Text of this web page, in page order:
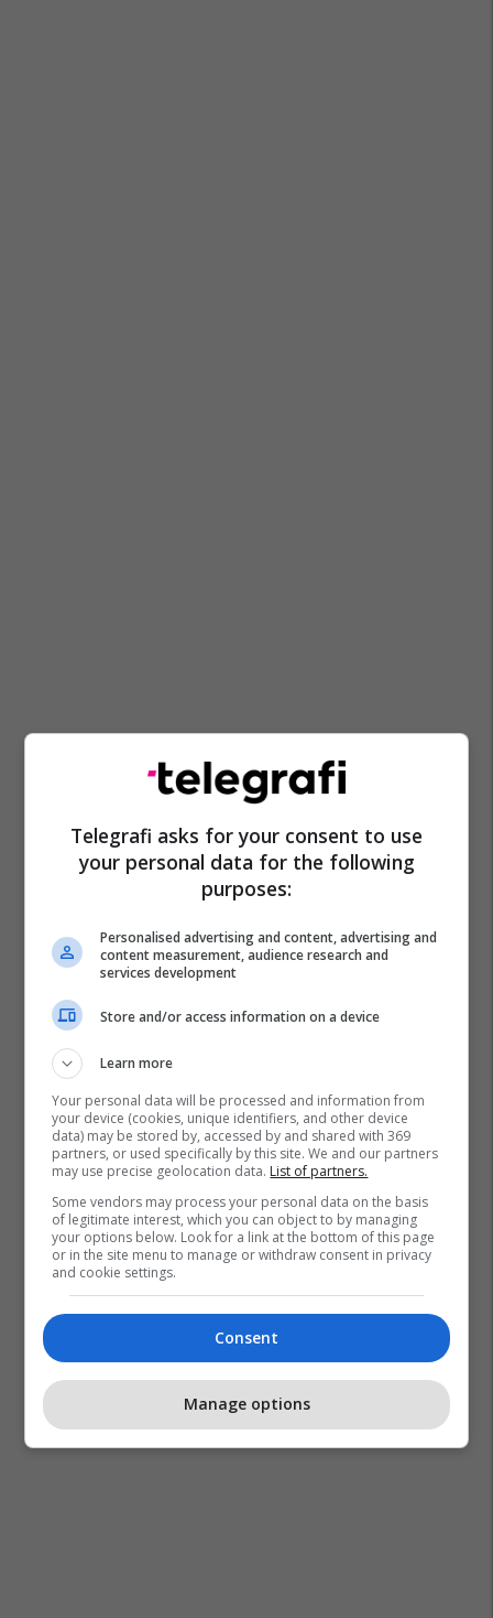
Alf-Inge Haaland Bundesliga
Man City
Mino Raiola
Transferimet
Erling Haaland
Borussia Dortmund
Premier League
Telegrafi asks for your consent to use
your personal data for the following
purposes:
Personalised advertising and content, advertising and
content measurement, audience research and
services development
Store and/or access information on a device
Learn more
Your personal data will be processed and information from
your device (cookies, unique identifiers, and other device
data) may be stored by, accessed by and shared with 369
partners, or used specifically by this site. We and our partners
may use precise geolocation data. List of partners.
Some vendors may process your personal data on the basis
of legitimate interest, which you can object to by managing
your options below. Look for a link at the bottom of this page
or in the site menu to manage or withdraw consent in privacy
and cookie settings.
Consent
Manage options